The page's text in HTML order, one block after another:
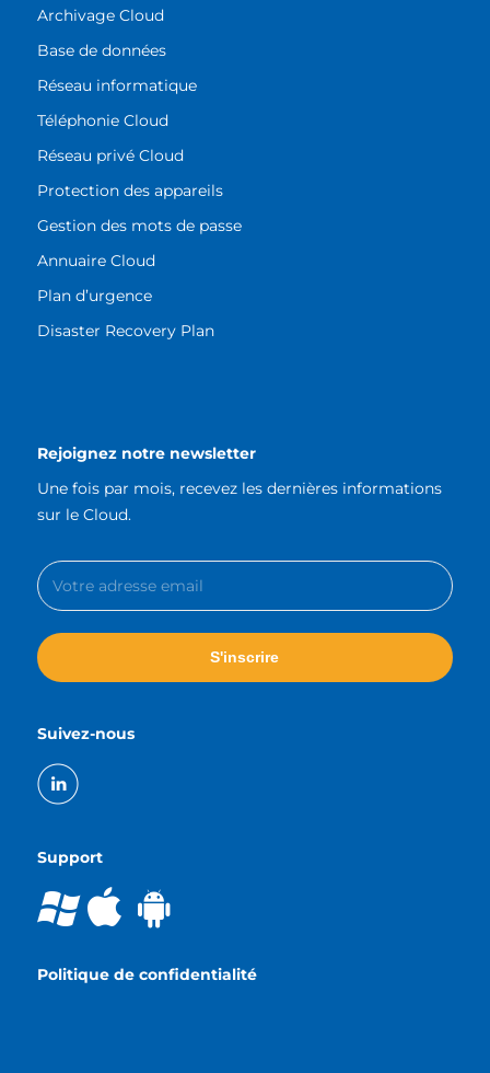
Archivage Cloud
Base de données
Réseau informatique
Téléphonie Cloud
Réseau privé Cloud
Protection des appareils
Gestion des mots de passe
Annuaire Cloud
Plan d’urgence
Disaster Recovery Plan
Rejoignez notre newsletter
Une fois par mois, recevez les dernières informations
sur le Cloud.
Suivez-nous
Support
Politique de confidentialité